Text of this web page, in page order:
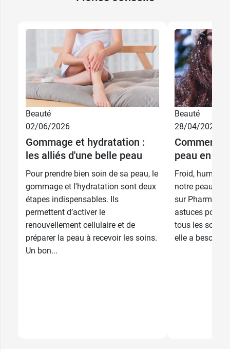
Beauté
02/06/2026
Gommage et hydratation :
les alliés d'une belle peau
Pour prendre bien soin de sa peau, le
gommage et l'hydratation sont deux
étapes indispensables. Ils
permettent d’activer le
renouvellement cellulaire et de
préparer la peau à recevoir les soins.
Un bon...
Beauté
28/04/2026
Comment
peau en
Froid,
notre peau est
sur Pharma
astuces pour
tous les soins
elle a besoin